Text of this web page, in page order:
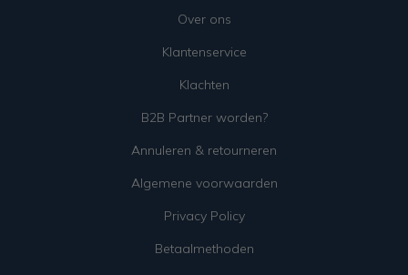
Over ons
Klantenservice
Klachten
B2B Partner worden?
Annuleren & retourneren
Algemene voorwaarden
Privacy Policy
Betaalmethoden